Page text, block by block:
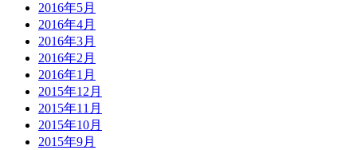
2016年5月
2016年4月
2016年3月
2016年2月
2016年1月
2015年12月
2015年11月
2015年10月
2015年9月